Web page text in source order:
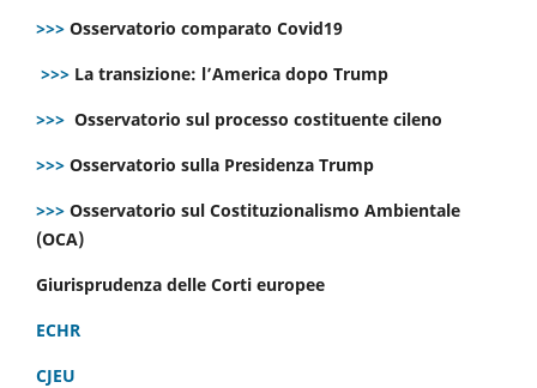
>>> Osservatorio comparato Covid19
>>> La transizione: l’America dopo Trump
>>> Osservatorio sul processo costituente cileno
>>> Osservatorio sulla Presidenza Trump
>>> Osservatorio sul Costituzionalismo Ambientale
(OCA)
Giurisprudenza delle Corti europee
ECHR
CJEU